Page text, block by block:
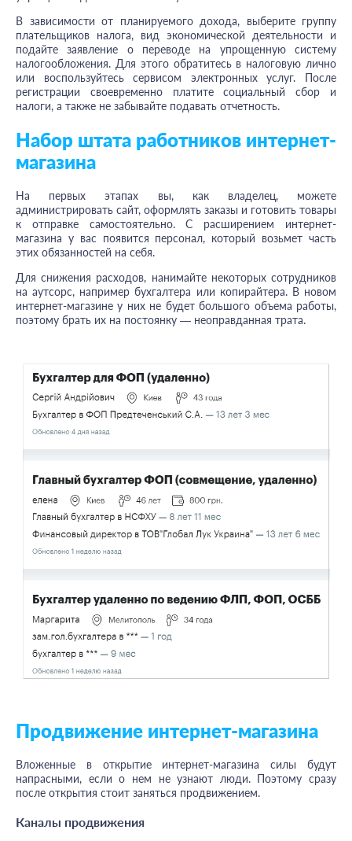
В зависимости от планируемого дохода, выберите группу
плательщиков налога, вид экономической деятельности и
подайте заявление о переводе на упрощенную систему
налогообложения. Для этого обратитесь в налоговую лично
или воспользуйтесь сервисом электронных услуг. После
регистрации своевременно платите социальный сбор и
налоги, а также не забывайте подавать отчетность.
Набор штата работников интернет-
магазина
На первых этапах вы, как владелец, можете
администрировать сайт, оформлять заказы и готовить товары
к отправке самостоятельно. С расширением интернет-
магазина у вас появится персонал, который возьмет часть
этих обязанностей на себя.
Для снижения расходов, нанимайте некоторых сотрудников
на аутсорс, например бухгалтера или копирайтера. В новом
интернет-магазине у них не будет большого объема работы,
поэтому брать их на постоянку — неоправданная трата.
Продвижение интернет-магазина
Вложенные в открытие интернет-магазина силы будут
напрасными, если о нем не узнают люди. Поэтому сразу
после открытия стоит заняться продвижением.
Каналы продвижения